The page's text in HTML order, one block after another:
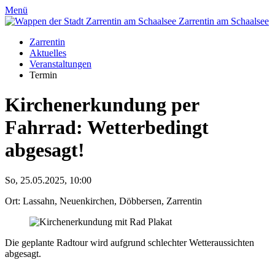
Menü
Zarrentin am Schaalsee
Zarrentin
Aktuelles
Veranstaltungen
Termin
Kirchenerkundung per
Fahrrad: Wetterbedingt
abgesagt!
So, 25.05.2025, 10:00
Ort: Lassahn, Neuenkirchen, Döbbersen, Zarrentin
Die geplante Radtour wird aufgrund schlechter Wetteraussichten
abgesagt.